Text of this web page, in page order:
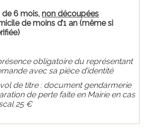
de 6 mois,non découpées
de moins d’1 an (même si
obligatoire du représentant
avec sa pièce d’identité
de titre : document gendarmerie
de perte faite en Mairie en cas
25 €